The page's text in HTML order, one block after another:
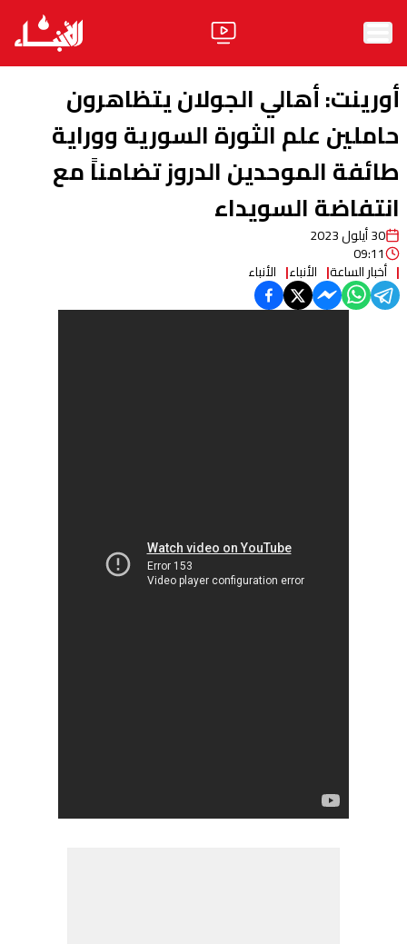
الأخبار
آراء
فيديو
مواقف
وليد جنبلاطالحزب
أورينت: أهالي الجولان يتظاهرون
حاملين علم الثورة السورية ووراية
طائفة الموحدين الدروز تضامناً مع
انتفاضة السويداء
30 أيلول 2023
09:11
أخبار الساعة الأنباء الأنباء